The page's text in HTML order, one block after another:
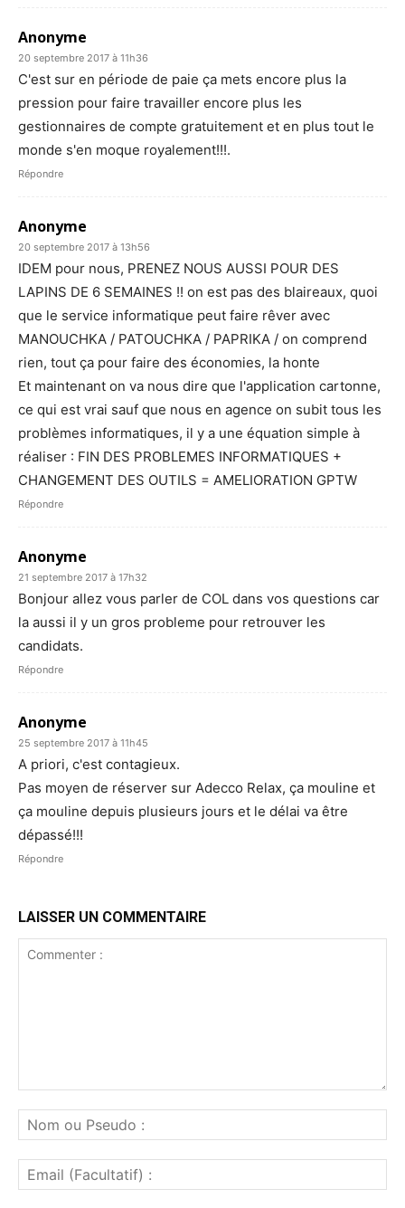
Anonyme
20 septembre 2017 à 11h36
C'est sur en période de paie ça mets encore plus la
pression pour faire travailler encore plus les
gestionnaires de compte gratuitement et en plus tout le
monde s'en moque royalement!!!.
Répondre
Anonyme
20 septembre 2017 à 13h56
IDEM pour nous, PRENEZ NOUS AUSSI POUR DES
LAPINS DE 6 SEMAINES !! on est pas des blaireaux, quoi
que le service informatique peut faire rêver avec
MANOUCHKA / PATOUCHKA / PAPRIKA / on comprend
rien, tout ça pour faire des économies, la honte
Et maintenant on va nous dire que l'application cartonne,
ce qui est vrai sauf que nous en agence on subit tous les
problèmes informatiques, il y a une équation simple à
réaliser : FIN DES PROBLEMES INFORMATIQUES +
CHANGEMENT DES OUTILS = AMELIORATION GPTW
Répondre
Anonyme
21 septembre 2017 à 17h32
Bonjour allez vous parler de COL dans vos questions car
la aussi il y un gros probleme pour retrouver les
candidats.
Répondre
Anonyme
25 septembre 2017 à 11h45
A priori, c'est contagieux.
Pas moyen de réserver sur Adecco Relax, ça mouline et
ça mouline depuis plusieurs jours et le délai va être
dépassé!!!
Répondre
LAISSER UN COMMENTAIRE